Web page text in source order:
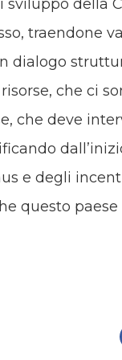
sviluppo della
traendone
dialogo
che ci
che deve
e degli
questo